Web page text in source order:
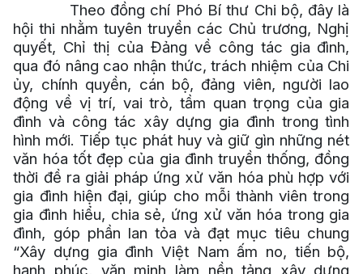
Theo đồng chí Phó Bí thư Chi bộ, đây là
hội thi nhằm tuyên truyền các Chủ trương, Nghị
quyết, Chỉ thị của Đảng về công tác gia đình,
qua đó nâng cao nhận thức, trách nhiệm của Chi
ủy, chính quyền, cán bộ, đảng viên, người lao
động về vị trí, vai trò, tầm quan trọng của gia
đình và công tác xây dựng gia đình trong tình
hình mới. Tiếp tục phát huy và giữ gìn những nét
văn hóa tốt đẹp của gia đình truyền thống, đồng
thời đề ra giải pháp ứng xử văn hóa phù hợp với
gia đình hiện đại, giúp cho mỗi thành viên trong
gia đình hiểu, chia sẻ, ứng xử văn hóa trong gia
đình, góp phần lan tỏa và đạt mục tiêu chung
“Xây dựng gia đình Việt Nam ấm no, tiến bộ,